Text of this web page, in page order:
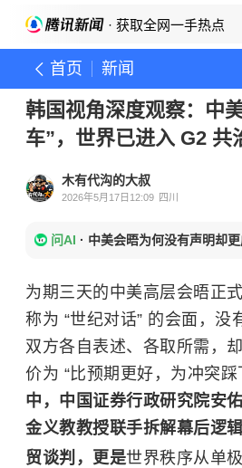
· 获取全网一手热点
首页 新闻
韩国视角深度观察：中
车”，世界已进入 G2 共
木有代沟的大叔
2026年5月17日12:09 四川
问AI · 中美会晤为何没有声明却更
为期三天的中美高层会晤正
称为 “世纪对话” 的会面，没
双方各自表述、各取所需，
价为 “比预期更好，为冲突踩
中，中国证券行政研究院安
金义教教授联手拆解幕后逻
贸谈判，更是世界秩序从单